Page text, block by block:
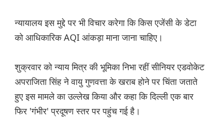
न्यायालय इस मुद्दे पर भी विचार करेगा कि किस एजेंसी के डेटा
को आधिकारिक AQI आंकड़ा माना जाना चाहिए।
शुक्रवार को न्याय मित्र की भूमिका निभा रहीं सीनियर एडवोकेट
अपराजिता सिंह ने वायु गुणवत्ता के खराब होने पर चिंता जताते
हुए इस मामले का उल्लेख किया और कहा कि दिल्ली एक बार
फिर 'गंभीर' प्रदूषण स्तर पर पहुंच गई है।